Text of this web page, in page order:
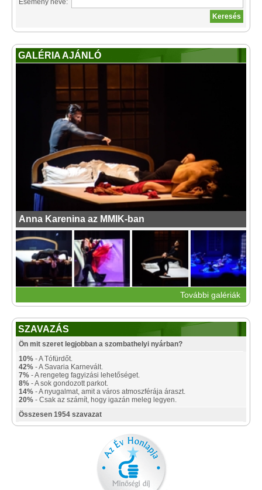
Esemény neve:
GALÉRIA AJÁNLÓ
Anna Karenina az MMIK-ban
További galériák
SZAVAZÁS
Ön mit szeret legjobban a szombathelyi nyárban?
10% - A Tófürdőt.
42% - A Savaria Karnevált.
7% - A rengeteg fagyizási lehetőséget.
8% - A sok gondozott parkot.
14% - A nyugalmat, amit a város atmoszférája áraszt.
20% - Csak az számít, hogy igazán meleg legyen.
Összesen 1954 szavazat